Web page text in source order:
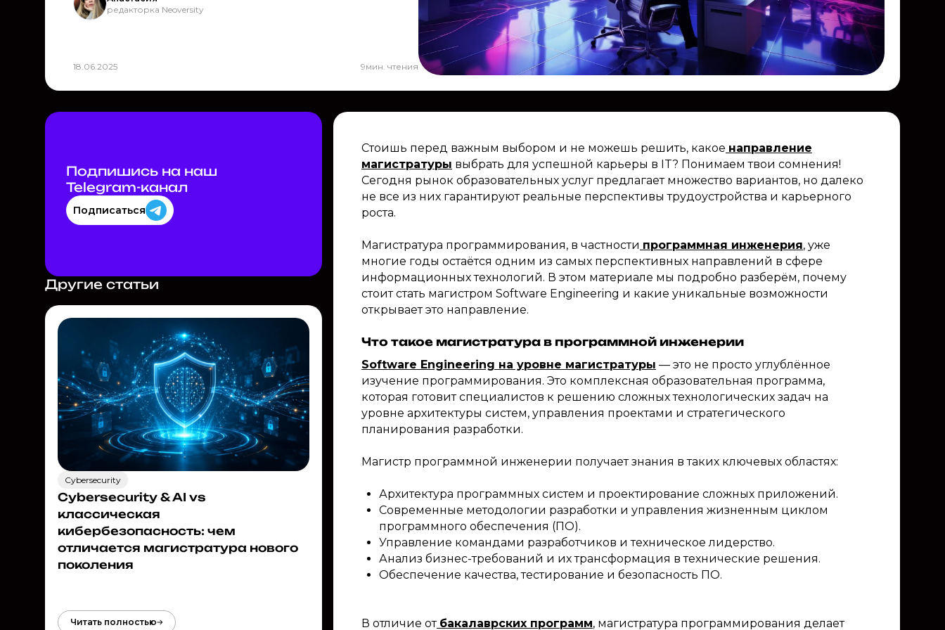
редакторка Neoversity
18.06.2025 9мин. чтения
Подпишись на наш
Telegram-канал
Подписаться
Другие статьи
Cybersecurity
Cybersecurity & AI vs
классическая
кибербезопасность: чем
отличается магистратура нового
поколения
Читать полностью
Стоишь перед важным выбором и не можешь решить, какое направление
магистратуры выбрать для успешной карьеры в IT? Понимаем твои сомнения!
Сегодня рынок образовательных услуг предлагает множество вариантов, но далеко
не все из них гарантируют реальные перспективы трудоустройства и карьерного
роста.
Магистратура программирования, в частности программная инженерия, уже
многие годы остаётся одним из самых перспективных направлений в сфере
информационных технологий. В этом материале мы подробно разберём, почему
стоит стать магистром Software Engineering и какие уникальные возможности
открывает это направление.
Что такое магистратура в программной инженерии
Software Engineering на уровне магистратуры — это не просто углублённое
изучение программирования. Это комплексная образовательная программа,
которая готовит специалистов к решению сложных технологических задач на
уровне архитектуры систем, управления проектами и стратегического
планирования разработки.
Магистр программной инженерии получает знания в таких ключевых областях:
Архитектура программных систем и проектирование сложных приложений.
Современные методологии разработки и управления жизненным циклом
программного обеспечения (ПО).
Управление командами разработчиков и техническое лидерство.
Анализ бизнес-требований и их трансформация в технические решения.
Обеспечение качества, тестирование и безопасность ПО.
В отличие от бакалаврских программ, магистратура программирования делает